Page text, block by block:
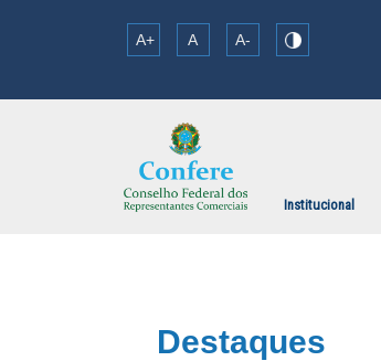
A+ A A-
Institucional
Destaques